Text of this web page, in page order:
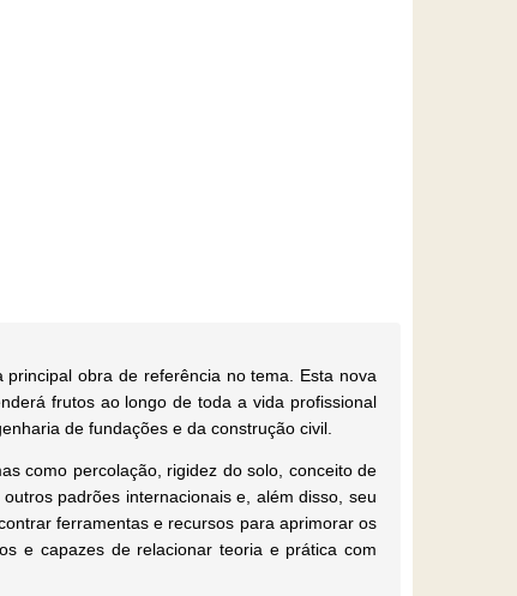
obra de referência no tema. Esta nova
frutos ao longo de toda a vida profissional
de fundações e da construção civil.
como percolação, rigidez do solo, conceito de
padrões internacionais e, além disso, seu
ferramentas e recursos para aprimorar os
e capazes de relacionar teoria e prática com